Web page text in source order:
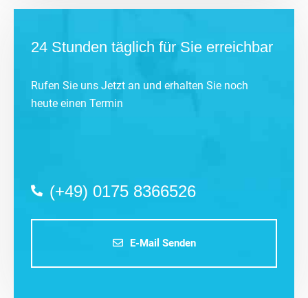
24 Stunden täglich für Sie erreichbar
Rufen Sie uns Jetzt an und erhalten Sie noch
heute einen Termin
(+49) 0175 8366526
E-Mail Senden